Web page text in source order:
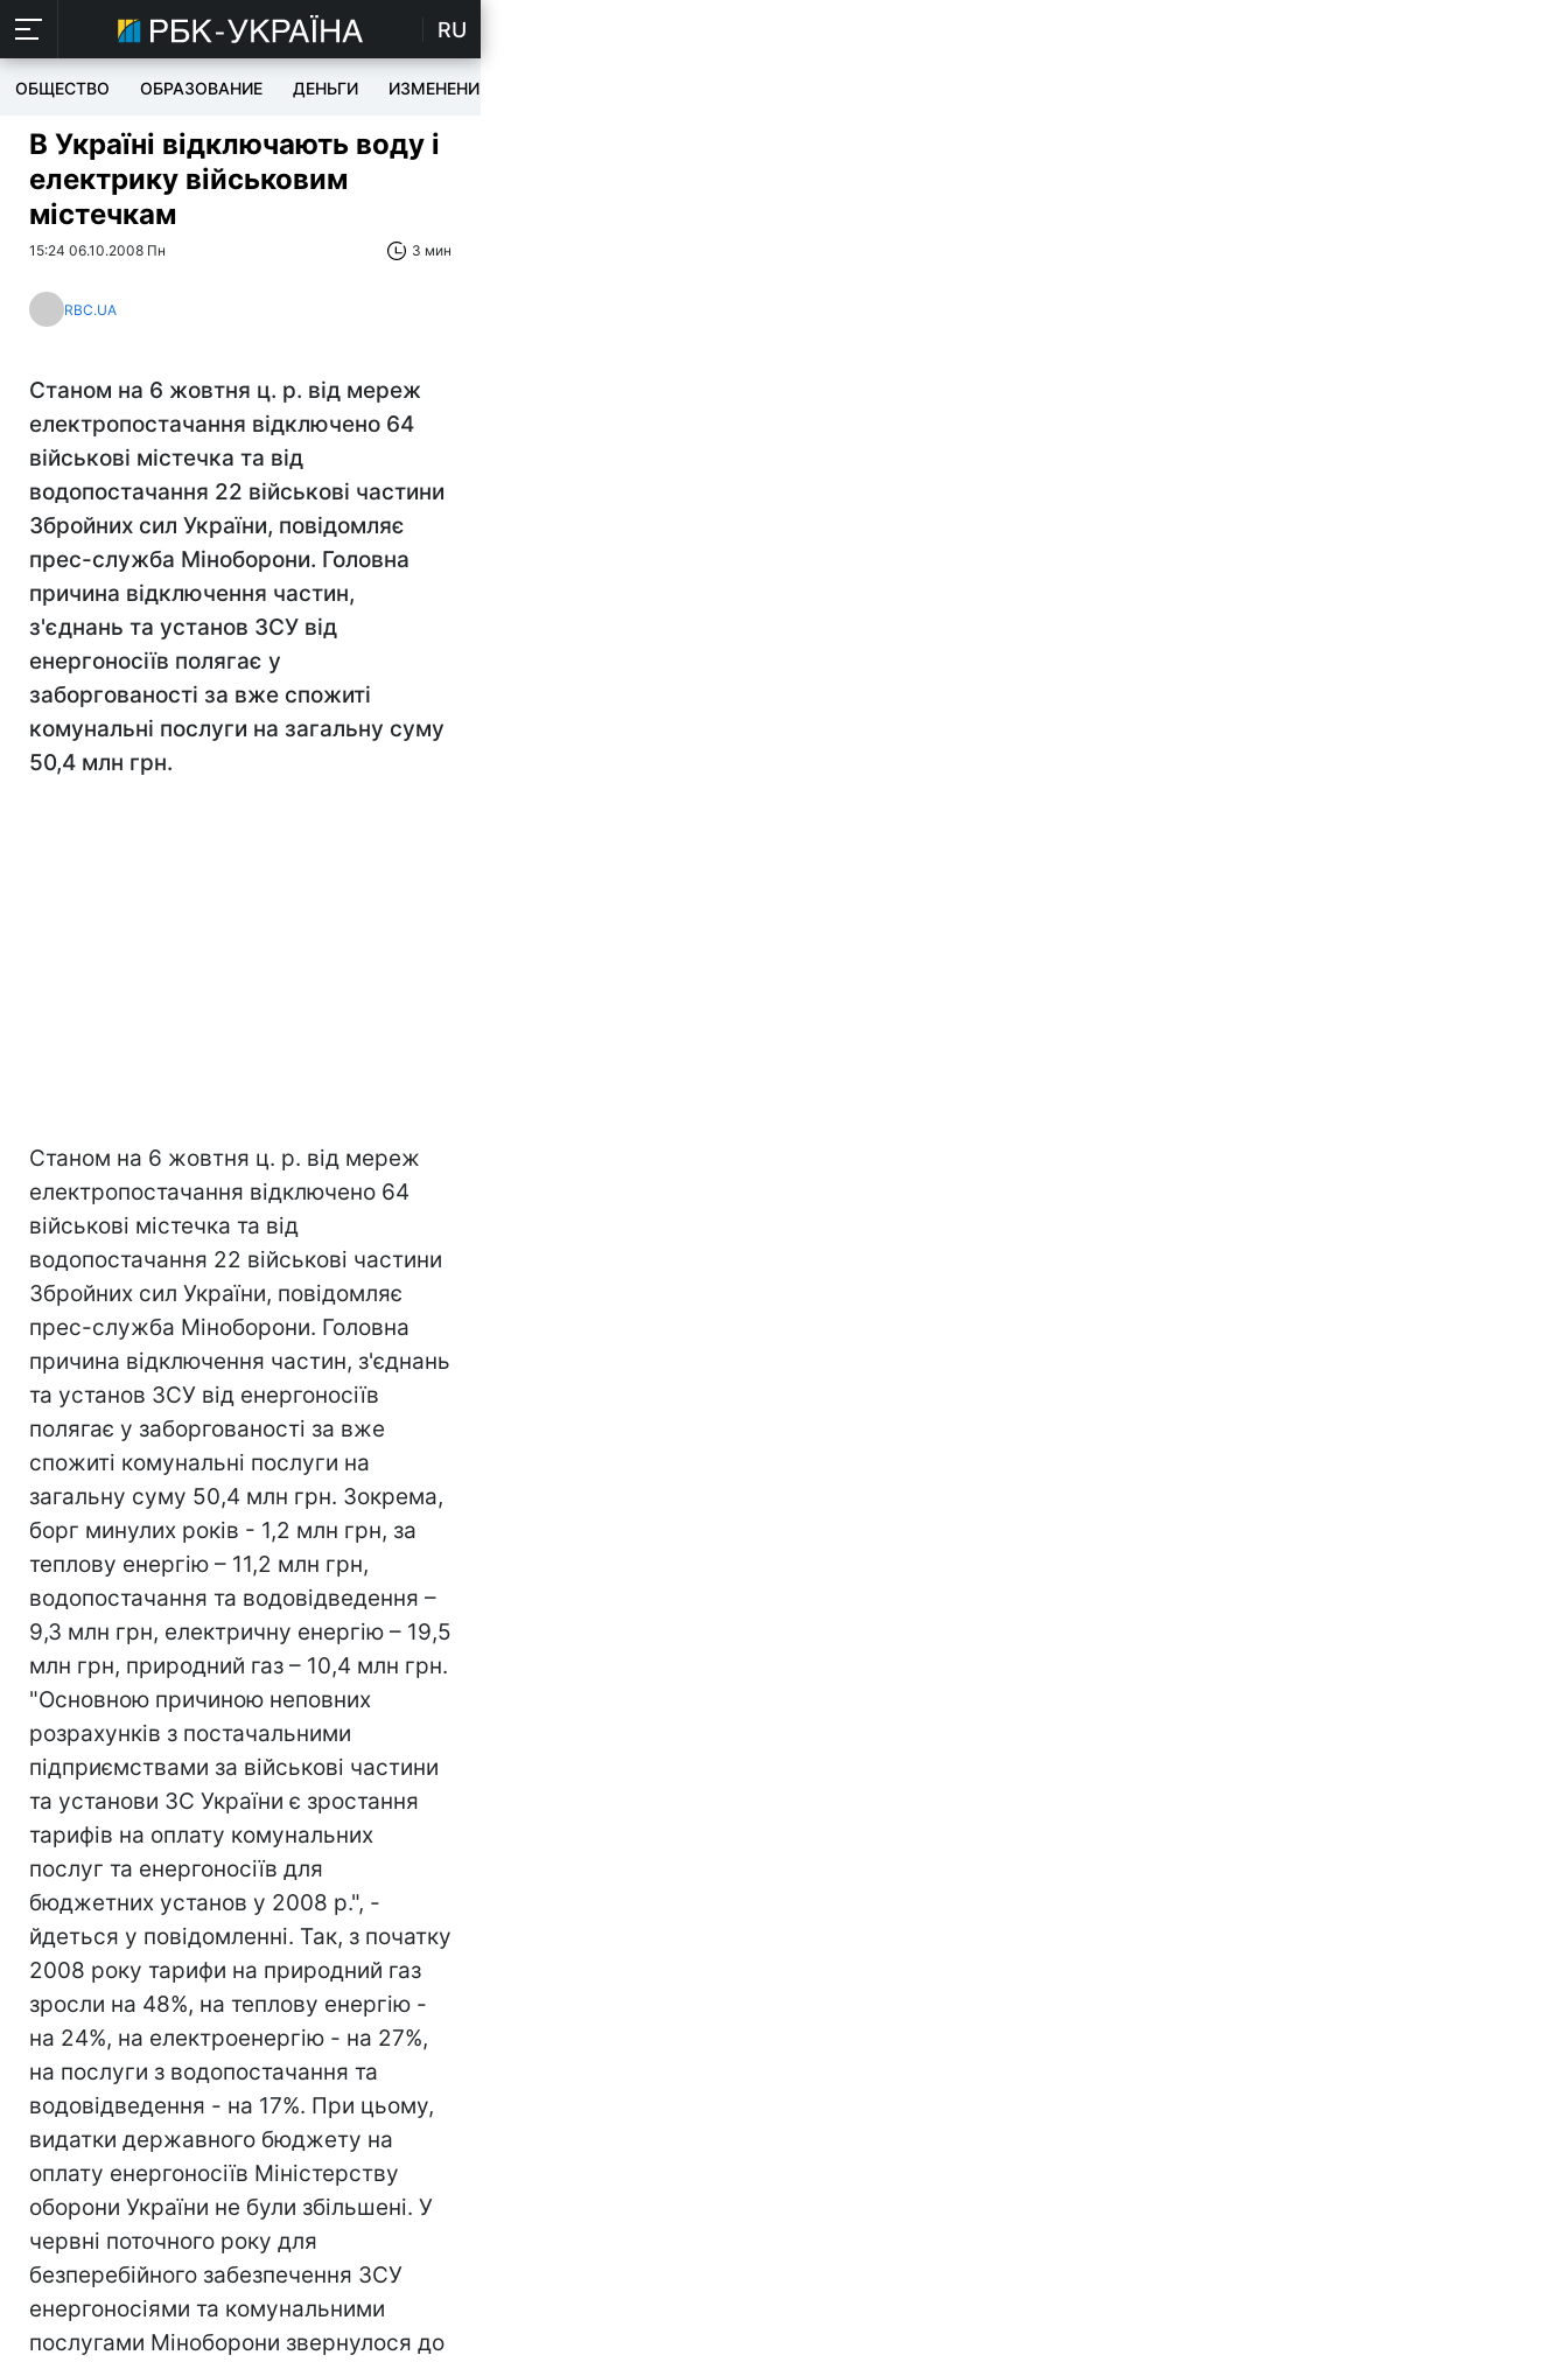
RU
ОБЩЕСТВО ОБРАЗОВАНИЕ ДЕНЬГИ ИЗМЕНЕНИЯ
В Україні відключають воду і
електрику військовим
містечкам
15:24 06.10.2008 Пн 3 мин
RBC.UA
Станом на 6 жовтня ц. р. від мереж
електропостачання відключено 64
військові містечка та від
водопостачання 22 військові частини
Збройних сил України, повідомляє
прес-служба Міноборони. Головна
причина відключення частин,
з'єднань та установ ЗСУ від
енергоносіїв полягає у
заборгованості за вже спожиті
комунальні послуги на загальну суму
50,4 млн грн.
Станом на 6 жовтня ц. р. від мереж
електропостачання відключено 64
військові містечка та від
водопостачання 22 військові частини
Збройних сил України, повідомляє
прес-служба Міноборони. Головна
причина відключення частин, з'єднань
та установ ЗСУ від енергоносіїв
полягає у заборгованості за вже
спожиті комунальні послуги на
загальну суму 50,4 млн грн. Зокрема,
борг минулих років - 1,2 млн грн, за
теплову енергію – 11,2 млн грн,
водопостачання та водовідведення –
9,3 млн грн, електричну енергію – 19,5
млн грн, природний газ – 10,4 млн грн.
"Основною причиною неповних
розрахунків з постачальними
підприємствами за військові частини
та установи ЗС України є зростання
тарифів на оплату комунальних
послуг та енергоносіїв для
бюджетних установ у 2008 р.", -
йдеться у повідомленні. Так, з початку
2008 року тарифи на природний газ
зросли на 48%, на теплову енергію -
на 24%, на електроенергію - на 27%,
на послуги з водопостачання та
водовідведення - на 17%. При цьому,
видатки державного бюджету на
оплату енергоносіїв Міністерству
оборони України не були збільшені. У
червні поточного року для
безперебійного забезпечення ЗСУ
енергоносіями та комунальними
послугами Міноборони звернулося до